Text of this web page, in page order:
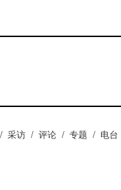
/ 采访 / 评论 / 专题 / 电台